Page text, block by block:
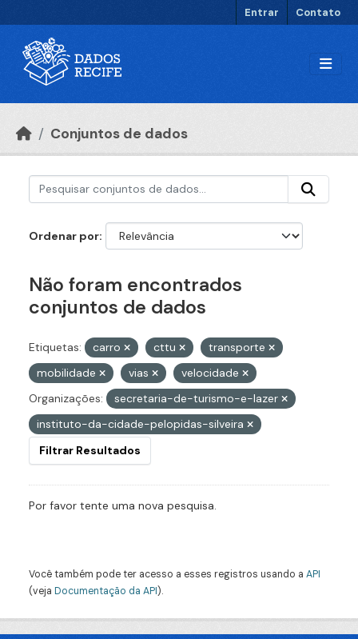
Entrar Contato
Conjuntos de dados
Ordenar por
Não foram encontrados
conjuntos de dados
Etiquetas: carro cttu
transporte
mobilidade
vias
velocidade
Organizações:
secretaria-de-turismo-e-lazer
instituto-da-cidade-pelopidas-silveira
Filtrar Resultados
Por favor tente uma nova pesquisa.
Você também pode ter acesso a esses registros usando a API
(veja Documentação da API).